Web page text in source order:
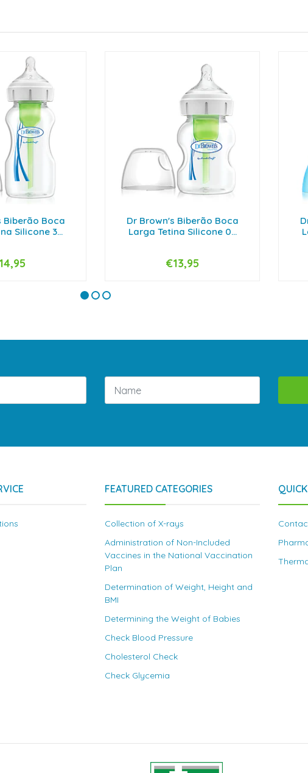
Biberão Boca
Silicone 3...
+
Dr Brown's Biberão Boca
Larga Tetina Silicone 0...
+
€13,95
FEATURED CATEGORIES
Collection of X-rays
Administration of Non-Included
Vaccines in the National Vaccination
Plan
Determination of Weight, Height and
BMI
Determining the Weight of Babies
Check Blood Pressure
Cholesterol Check
Check Glycemia